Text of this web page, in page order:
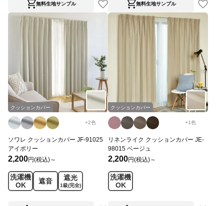
無料生地サンプル 無料生地サンプル
クッションカバー
+2色
ソワレ クッションカバー JF-91025
アイボリー
2,200円(税込)～
洗濯機
OK
遮音 遮光
1級(完全)
クッションカバー
+1色
リネンライク クッションカバー JE-
98015 ベージュ
2,200円(税込)～
洗濯機
OK